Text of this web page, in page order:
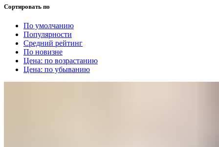
Сортировать по
По умолчанию
Популярности
Средний рейтинг
По новизне
Цена: по возрастанию
Цена: по убыванию